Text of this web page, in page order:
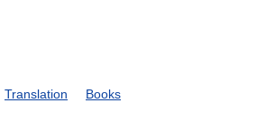
Translation Books